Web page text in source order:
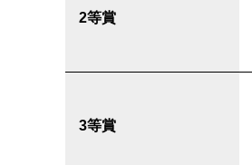
2等賞
3等賞